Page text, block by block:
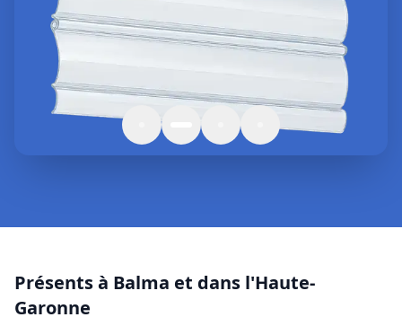
Présents à Balma et dans l'Haute-
Garonne